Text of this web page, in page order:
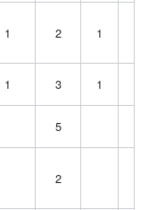
1 2 1
1 3 1
5
2